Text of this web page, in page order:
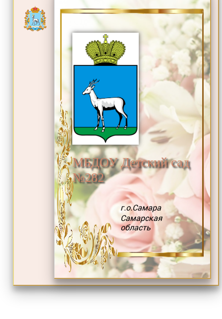
МБДОУ Детский сад
№282
г.о.Самара
Самарская
область